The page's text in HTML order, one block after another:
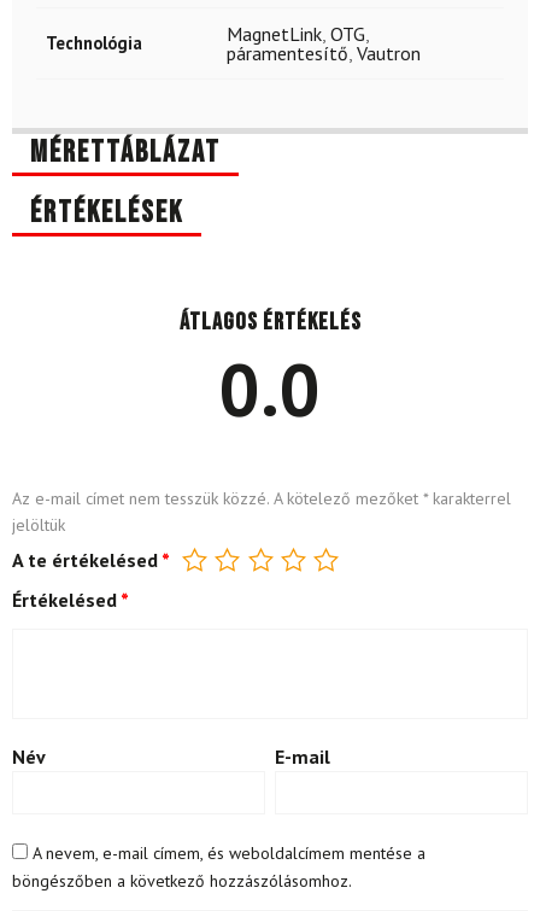
Technológia MagnetLink OTG
páramentesítő Vautron
Mérettáblázat
Értékelések
Átlagos értékelés
0.0
Az e-mail címet nem tesszük közzé. A kötelező mezőket *karakterrel
jelöltük
A te értékelésed *
Értékelésed *
Név E-mail
A nevem, e-mail címem, és weboldalcímem mentése a
böngészőben a következő hozzászólásomhoz.